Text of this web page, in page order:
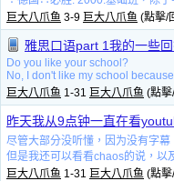
巨大八爪鱼 3-9 巨大八爪鱼 (點擊/
雅思口语part 1我的一些
Do you like your school?
No, I don't like my school
巨大八爪鱼 1-31 巨大八爪鱼 (點
昨天我从9点钟一直在看
尽管大部分没听懂，因为没有字幕
但是我还可以看看chaos的说，以
巨大八爪鱼 1-31 巨大八爪鱼 (點